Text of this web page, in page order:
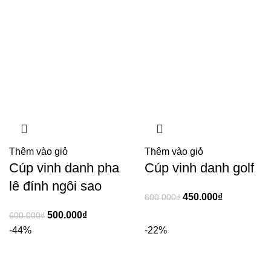
Thêm vào giỏ
Cúp vinh danh pha
lê đính ngôi sao
600.000₫ 500.000₫
Thêm vào giỏ
Cúp vinh danh golf
600.000₫ 450.000₫
-44% -22%